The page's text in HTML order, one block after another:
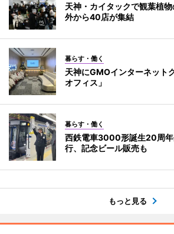
天神・カイタックで観葉植
外から40店が集結
暮らす・働く
天神にGMOインターネット
オフィス」
暮らす・働く
西鉄電車3000形誕生20周
行、記念ビール販売も
もっと見る